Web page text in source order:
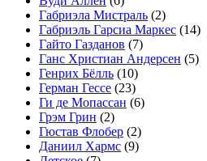
Габриэла Мистраль (2)
Габриэль Гарсиа Маркес (14)
Гайто Газданов (7)
Ганс Христиан Андерсен (5)
Генрих Бёлль (10)
Герман Гессе (23)
Ги де Мопассан (6)
Грэм Грин (2)
Гюстав Флобер (2)
Даниил Хармс (9)